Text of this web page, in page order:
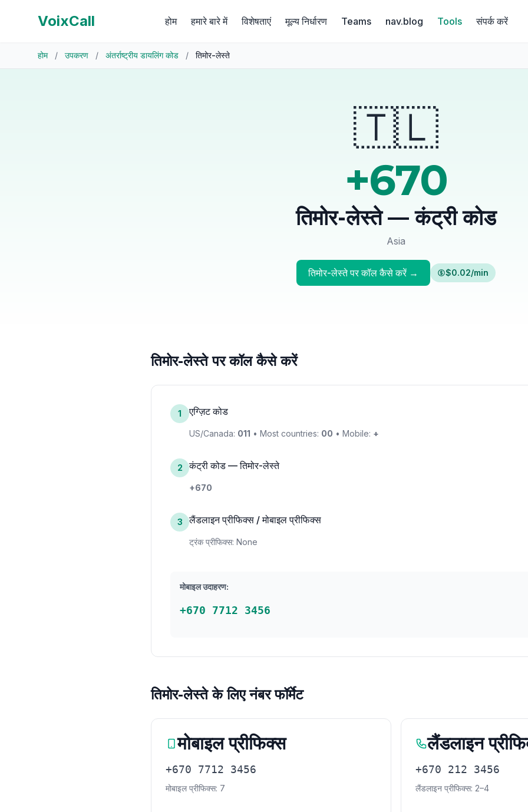
VoixCall होम हमारे बारे में विशेषताएं मूल्य निर्धारण Teams nav.blog Tools संपर्क करें
होम / उपकरण / अंतर्राष्ट्रीय डायलिंग कोड / तिमोर-लेस्ते
🇹🇱
+670
तिमोर-लेस्ते — कंट्री कोड
Asia
तिमोर-लेस्ते पर कॉल कैसे करें → $0.02/min
तिमोर-लेस्ते पर कॉल कैसे करें
1 एग्ज़िट कोड
US/Canada: 011 • Most countries: 00 • Mobile: +
2 कंट्री कोड — तिमोर-लेस्ते
+670
3 लैंडलाइन प्रीफिक्स / मोबाइल प्रीफिक्स
ट्रंक प्रीफिक्स: None
मोबाइल उदाहरण:
+670 7712 3456
तिमोर-लेस्ते के लिए नंबर फॉर्मेट
मोबाइल प्रीफिक्स
+670 7712 3456
मोबाइल प्रीफिक्स: 7
लैंडलाइन
+670 212 3456
लैंडलाइन प्रीफिक्स: 2–4